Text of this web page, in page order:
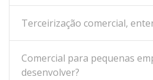
Terceirização comercial,
Comercial para pequenas
desenvolver?